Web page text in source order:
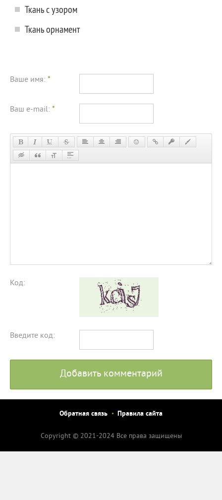
Ткань с узором
Ткань орнамент
Ваше имя: *
Ваш e-mail: *
Код:
Введите код:
Добавить комментарий
Обратная связь Правила сайта
Copyright © 2021-2024 Все права защищены